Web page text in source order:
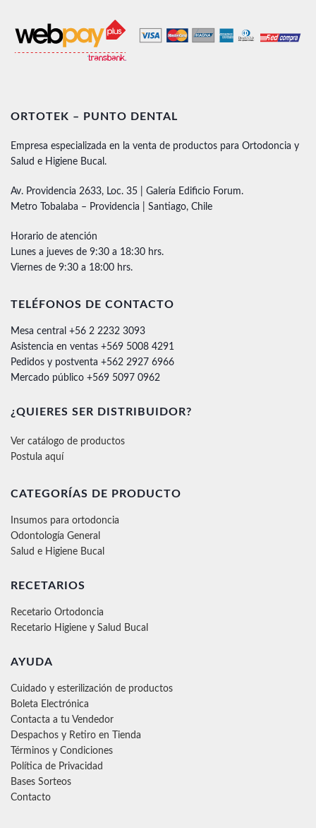
ORTOTEK – PUNTO DENTAL
Empresa especializada en la venta de productos para Ortodoncia y
Salud e Higiene Bucal.
Av. Providencia 2633, Loc. 35 | Galería Edificio Forum.
Metro Tobalaba – Providencia | Santiago, Chile
Horario de atención
Lunes a jueves de 9:30 a 18:30 hrs.
Viernes de 9:30 a 18:00 hrs.
TELÉFONOS DE CONTACTO
Mesa central +56 2 2232 3093
Asistencia en ventas +569 5008 4291
Pedidos y postventa +562 2927 6966
Mercado público +569 5097 0962
¿QUIERES SER DISTRIBUIDOR?
Ver catálogo de productos
Postula aquí
CATEGORÍAS DE PRODUCTO
Insumos para ortodoncia
Odontología General
Salud e Higiene Bucal
RECETARIOS
Recetario Ortodoncia
Recetario Higiene y Salud Bucal
AYUDA
Cuidado y esterilización de productos
Boleta Electrónica
Contacta a tu Vendedor
Despachos y Retiro en Tienda
Términos y Condiciones
Política de Privacidad
Bases Sorteos
Contacto